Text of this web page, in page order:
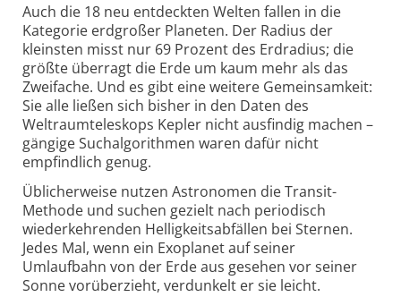
Auch die 18 neu entdeckten Welten fallen in die
Kategorie erd­großer Planeten. Der Radius der
kleinsten misst nur 69 Prozent des Erd­radius; die
größte überragt die Erde um kaum mehr als das
Zweifache. Und es gibt eine weitere Gemein­samkeit:
Sie alle ließen sich bisher in den Daten des
Weltraum­teleskops Kepler nicht ausfindig machen –
gängige Suchalgorithmen waren dafür nicht
empfind­lich genug.
Üblicherweise nutzen Astronomen die Transit-
Methode und suchen gezielt nach periodisch
wieder­kehrenden Helligkeits­abfällen bei Sternen.
Jedes Mal, wenn ein Exoplanet auf seiner
Umlaufbahn von der Erde aus gesehen vor seiner
Sonne vorüber­zieht, verdunkelt er sie leicht.